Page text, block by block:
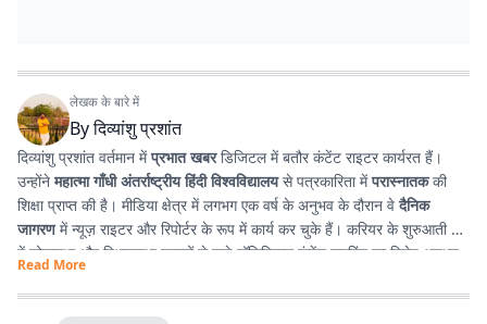
लेखक के बारे में
Byदिव्यांशु प्रशांत
दिव्यांशु प्रशांत वर्तमान मेंप्रभात खबरडिजिटल में बतौर कंटेंट राइटर कार्यरत हैं।
उन्होंनेमहात्मा गाँधी अंतर्राष्ट्रीय हिंदी विश्वविद्यालयसे पत्रकारिता मेंपरास्नातककी
शिक्षा प्राप्त की है। मीडिया क्षेत्र में लगभग एक वर्ष के अनुभव के दौरान वेदैनिक
जागरणमें न्यूज़ राइटर और रिपोर्टर के रूप में कार्य कर चुके हैं। करियर के शुरुआती दौर
में लोकसभा और विधानसभा चुनावों से जुड़े पॉलिटिकल कंटेंट राइटिंग का विशेष अनुभव
प्राप्त किया। इसके अतिरिक्त उन्होंने
किया है, जिसके कारण साहित्य, पठन-पाठन, लेखन और कविता-सृजन में उनकी विशेष
Read More